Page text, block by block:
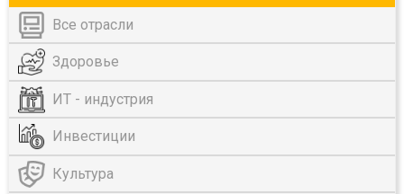
Все отрасли
Здоровье
ИТ - индустрия
Инвестиции
Культура